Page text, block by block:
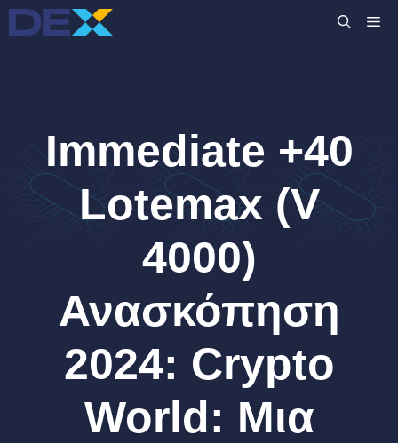
Μετάβαση
σε
Immediate +40
Lotemax (V
4000)
Ανασκόπηση
2024: Crypto
World: Μια